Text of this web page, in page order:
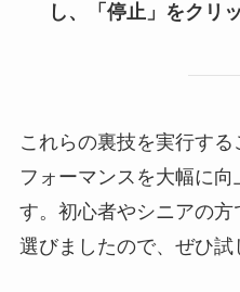
し、「停止」をクリ
これらの裏技を実行す
フォーマンスを大幅に
す。初心者やシニアの
選びましたので、ぜひ試